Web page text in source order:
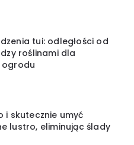
tui: odległości od
roślinami dla
i skutecznie umyć
lustro, eliminując ślady